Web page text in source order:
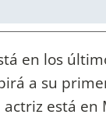
en los
a su
está